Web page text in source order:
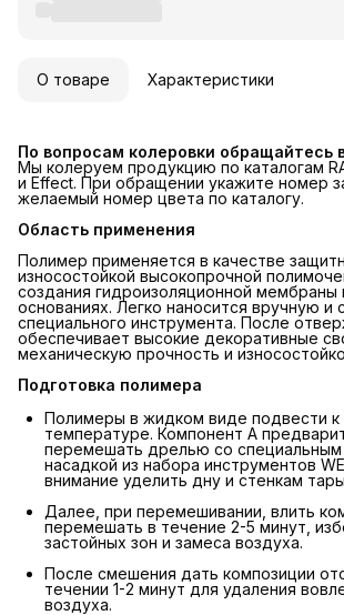
О товаре Характеристики
По вопросам колеровки обращайтесь
Мы колеруем продукцию по каталогам
и Effect. При обращении укажите номер
желаемый номер цвета по каталогу.
Область применения
Полимер применяется в качестве
износостойкой высокопрочной
создания гидроизоляционной мембраны
основаниях. Легко наносится вручную
специального инструмента. После
обеспечивает высокие декоративные
механическую прочность и
Подготовка полимера
Полимеры в жидком виде подвести к
температуре. Компонент А
перемешать дрелью со специальным
насадкой из набора инструментов
внимание уделить дну и стенкам
Далее, при перемешивании, влить
перемешать в течение 2-5 минут,
застойных зон и замеса воздуха.
После смешения дать композиции
течении 1-2 минут для удаления
воздуха.